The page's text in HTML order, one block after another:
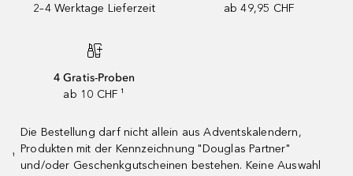
2–4 Werktage Lieferzeit
ab 49,95 CHF
4 Gratis-Proben
ab 10 CHF ¹
¹
Die Bestellung darf nicht allein aus Adventskalendern,
Produkten mit der Kennzeichnung "Douglas Partner"
und/oder Geschenkgutscheinen bestehen. Keine Auswahl